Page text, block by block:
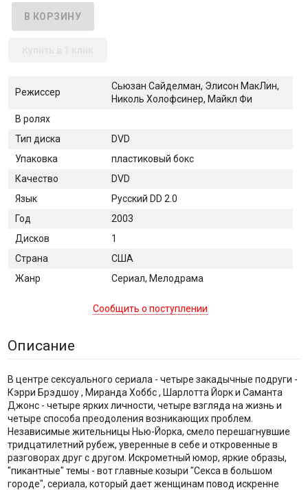
Режиссер
Сьюзан Сайделман, Элисон МакЛин,
Николь Холофсинер, Майкл Фи
В ролях
Тип диска
DVD
Упаковка
пластиковый бокс
Качество
DVD
Язык
Русский DD 2.0
Год
2003
Дисков
1
Страна
США
Жанр
Сериал, Мелодрама
Сообщить о поступлении
Описание
В центре сексуального сериала - четыре закадычные подруги -
Кэрри Брэдшоу , Миранда Хоббс , Шарлотта Йорк и Саманта
Джонс - четыре ярких личности, четыре взгляда на жизнь и
четыре способа преодоления возникающих проблем.
Независимые жительницы Нью-Йорка, смело перешагнувшие
тридцатилетний рубеж, уверенные в себе и откровенные в
разговорах друг с другом. Искрометный юмор, яркие образы,
"пикантные" темы - вот главные козыри "Секса в большом
городе", сериала, который дает женщинам повод искренне